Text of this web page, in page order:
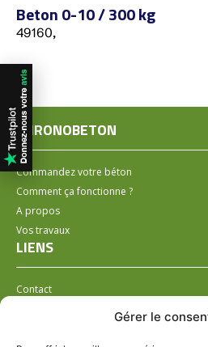
Gérer le
Beton 0-10 / 300 kg
49160,
CHRONOBETON
Commandez votre béton
Comment ça fonctionne ?
A propos
Vos travaux
LIENS
Contact